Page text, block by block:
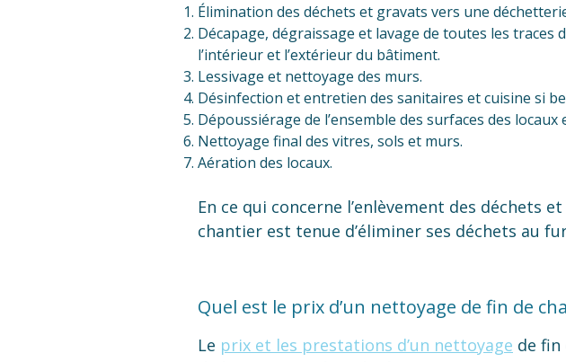
Élimination des déchets et gravats vers une
Décapage, dégraissage et lavage de toutes les
l’intérieur et l’extérieur du bâtiment.
Lessivage et nettoyage des murs.
Désinfection et entretien des sanitaires et cuisine si
Dépoussiérage de l’ensemble des surfaces des locaux
Nettoyage final des vitres, sols et murs.
Aération des locaux.
En ce qui concerne l’enlèvement des déchets
chantier est tenue d’éliminer ses déchets au
Quel est le prix d’un nettoyage de fin de
Le prix et les prestations d’un nettoyage de fin